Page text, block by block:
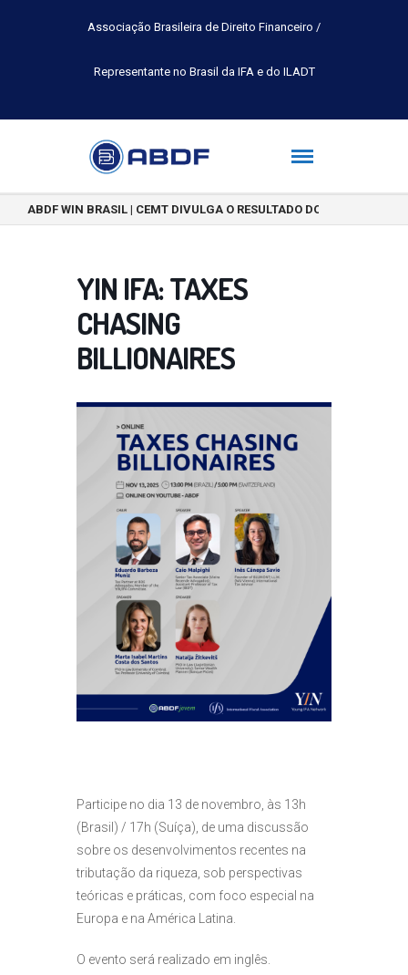
Associação Brasileira de Direito Financeiro /
Representante no Brasil da IFA e do ILADT
ABDF WIN BRASIL | CEMT DIVULGA O RESULTADO DO CONCURSO
YIN IFA: TAXES
CHASING
BILLIONAIRES
Participe no dia 13 de novembro, às 13h
(Brasil) / 17h (Suíça), de uma discussão
sobre os desenvolvimentos recentes na
tributação da riqueza, sob perspectivas
teóricas e práticas, com foco especial na
Europa e na América Latina.
O evento será realizado em inglês.